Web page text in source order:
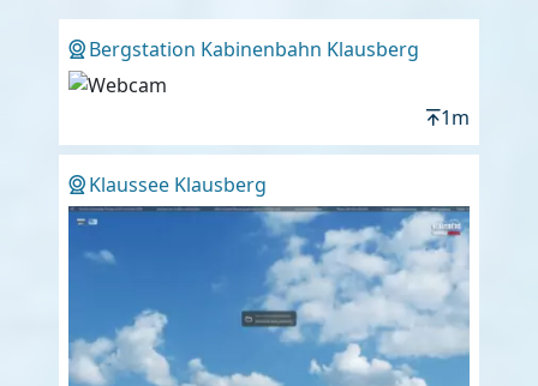
Bergstation Kabinenbahn Klausberg
1m
Klaussee Klausberg